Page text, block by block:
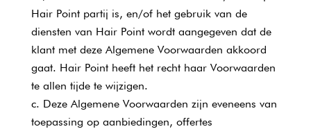
Hair Point partij is, en/of het gebruik van de
diensten van Hair Point wordt aangegeven dat de
klant met deze Algemene Voorwaarden akkoord
gaat. Hair Point heeft het recht haar Voorwaarden
te allen tijde te wijzigen.
Deze Algemene Voorwaarden zijn eveneens van
toepassing op aanbiedingen, offertes